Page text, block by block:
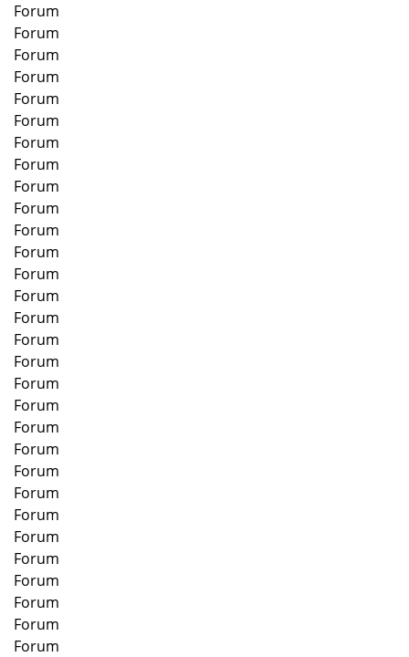
Forum
Forum
Forum
Forum
Forum
Forum
Forum
Forum
Forum
Forum
Forum
Forum
Forum
Forum
Forum
Forum
Forum
Forum
Forum
Forum
Forum
Forum
Forum
Forum
Forum
Forum
Forum
Forum
Forum
Forum